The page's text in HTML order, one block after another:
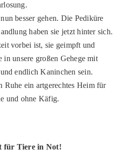
besser gehen. Die Pediküre
haben sie jetzt hinter sich.
vorbei ist, sie geimpft und
in unsere großen Gehege mit
endlich Kaninchen sein.
Ruhe ein artgerechtes Heim für
und ohne Käfig.
für Tiere in Not!